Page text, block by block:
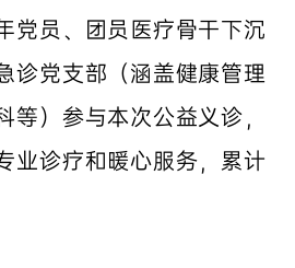
党员、团员医疗骨干下沉
诊党支部（涵盖健康管理
等）参与本次公益义诊，
业诊疗和暖心服务，累计